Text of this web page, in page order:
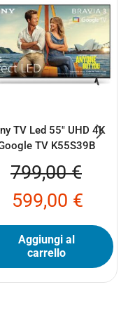
TV Led 55″ UHD 4K
TV K55S39B
799,00€
599,00 €
Aggiungi al
carrello